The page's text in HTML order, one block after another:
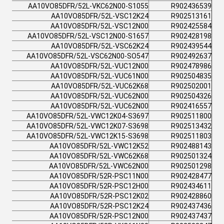
R902436539
AA10VO85DFR/52L-VKC62N00-S1055
R902513161
AA10VO85DFR/52L-VSC12K24
R902425584
AA10VO85DFR/52L-VSC12N00
R902428198
AA10VO85DFR/52L-VSC12N00-S1657
R902439544
AA10VO85DFR/52L-VSC62K24
R902492637
AA10VO85DFR/52L-VSC62N00-SO547
R902478986
AA10VO85DFR/52L-VUC12N00
R902504835
AA10VO85DFR/52L-VUC61N00
R902502001
AA10VO85DFR/52L-VUC62K68
R902504326
AA10VO85DFR/52L-VUC62N00
R902416557
AA10VO85DFR/52L-VUC62N00
R902511800
AA10VO85DFR/52L-VWC12K04-S3697
R902513432
AA10VO85DFR/52L-VWC12K07-S3698
R902511803
AA10VO85DFR/52L-VWC12K15-S3698
R902488143
AA10VO85DFR/52L-VWC12K52
R902501324
AA10VO85DFR/52L-VWC62K68
R902501298
AA10VO85DFR/52L-VWC62N00
R902428477
AA10VO85DFR/52R-PSC11N00
R902434611
AA10VO85DFR/52R-PSC12H00
R902428860
AA10VO85DFR/52R-PSC12K02
R902437436
AA10VO85DFR/52R-PSC12K24
R902437437
AA10VO85DFR/52R-PSC12N00